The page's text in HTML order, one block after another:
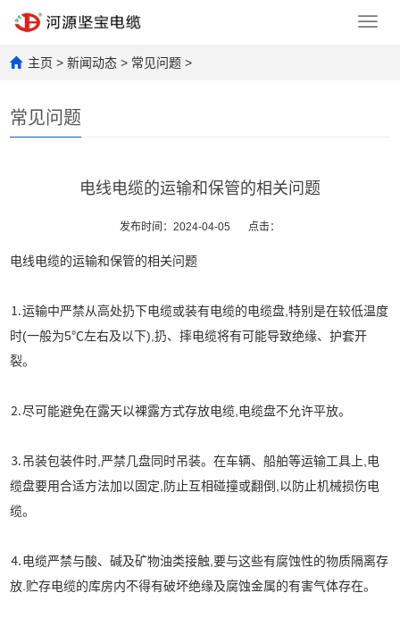
主页 >新闻动态 > 常见问题 >
常见问题
电线电缆的运输和保管的相关问题
发布时间：2024-04-05 点击：
电线电缆的运输和保管的相关问题
⒈运输中严禁从高处扔下电缆或装有电缆的电缆盘,特别是在较低温度
时(一般为5℃左右及以下),扔、摔电缆将有可能导致绝缘、护套开
裂。
⒉尽可能避免在露天以裸露方式存放电缆,电缆盘不允许平放。
⒊吊装包装件时,严禁几盘同时吊装。在车辆、船舶等运输工具上,电
缆盘要用合适方法加以固定,防止互相碰撞或翻倒,以防止机械损伤电
缆。
⒋电缆严禁与酸、碱及矿物油类接触,要与这些有腐蚀性的物质隔离存
放.贮存电缆的库房内不得有破坏绝缘及腐蚀金属的有害气体存在。